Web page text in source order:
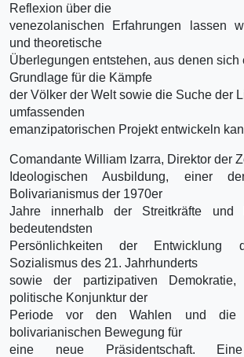
Reflexion über die
venezolanischen Erfahrungen lassen
und theoretische
Überlegungen entstehen, aus denen sich
Grundlage für die Kämpfe
der Völker der Welt sowie die Suche der
umfassenden
emanzipatorischen Projekt entwickeln
Comandante William Izarra, Direktor der
Ideologischen Ausbildung, einer
Bolivarianismus der 1970er
Jahre innerhalb der Streitkräfte und
bedeutendsten
Persönlichkeiten der
Sozialismus des 21. Jahrhunderts
sowie der partizipativen
politische Konjunktur der
Periode vor den Wahlen und die
bolivarianischen Bewegung für
eine neue Präsidentschaft. Eine